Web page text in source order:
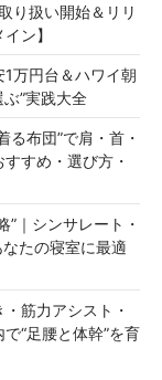
り扱い開始＆リリ
ン】
1万円台＆ハワイ朝
”実践大全
る布団”で肩・首・
すめ・選び方・
”｜シンサレート・
たの寝室に最適
筋力アシスト・
“足腰と体幹”を育